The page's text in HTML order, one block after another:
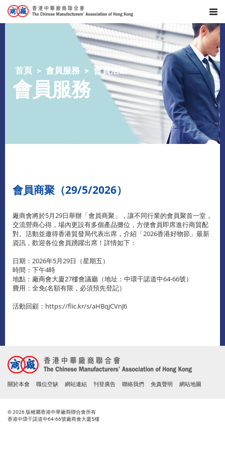
首頁 會員服務 會員活動
會員服務
會員商聚（29/5/2026）
廠商會將於5月29日舉辦「會員商聚」，讓不同行業的會員聚首一堂，
交流營商心得，場內更設有多個產品攤位，方便會員即席進行商貿配
對。活動並邀得香港貿發局代表出席，介紹「2026香港好物節」最新
資訊，歡迎各位會員踴躍出席！詳情如下：
日期：2026年5月29日（星期五）
時間：下午4時
地點：廠商會大廈27樓會議廳（地址：中環干諾道中64-66號）
費用：全免(名額有限，必須預先登記）
活動回顧：https://flic.kr/s/aHBqjCVnJ6
關於本會 職位空缺 網站連結 刊登廣告 聯絡我們 免責聲明 網站地圖
© 2026 版權屬香港中華廠商聯合會所有
香港中環干諾道中64-66號廠商會大廈5樓